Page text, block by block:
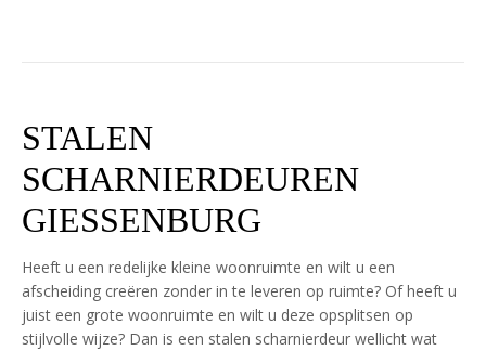
STALEN
SCHARNIERDEUREN
GIESSENBURG
Heeft u een redelijke kleine woonruimte en wilt u een
afscheiding creëren zonder in te leveren op ruimte? Of heeft u
juist een grote woonruimte en wilt u deze opsplitsen op
stijlvolle wijze? Dan is een stalen scharnierdeur wellicht wat